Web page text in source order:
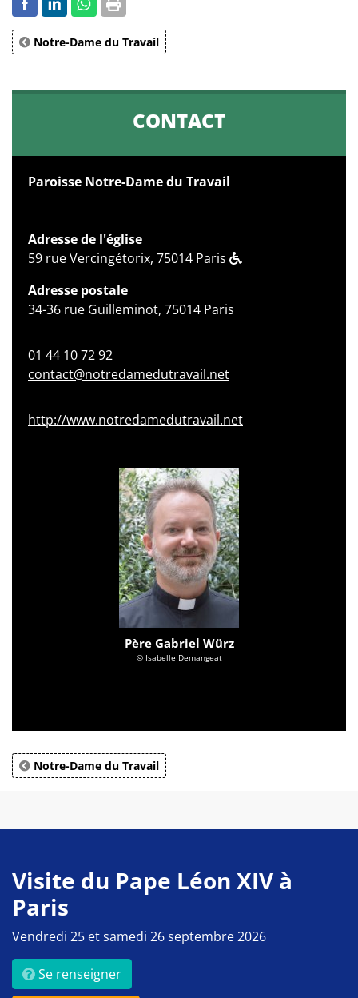
Notre-Dame du Travail
CONTACT
Paroisse Notre-Dame du Travail
Adresse de l'église
59 rue Vercingétorix, 75014 Paris
Adresse postale
34-36 rue Guilleminot, 75014 Paris
01 44 10 72 92
contact@notredamedutravail.net
http://www.notredamedutravail.net
Père Gabriel Würz
© Isabelle Demangeat
Notre-Dame du Travail
Visite du Pape Léon XIV à
Paris
Vendredi 25 et samedi 26 septembre 2026
Se renseigner